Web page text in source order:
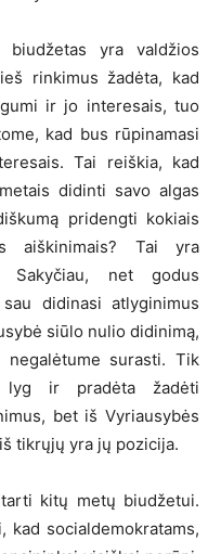
yra valdžios
rinkimus žadėta, kad
ir jo interesais, tuo
kad bus rūpinamasi
Tai reiškia, kad
didinti savo algas
pridengti kokiais
aiškinimais? Tai yra
Sakyčiau, net godus
didinasi atlyginimus
siūlo nulio didinimą,
surasti. Tik
lyg ir pradėta žadėti
bet iš Vyriausybės
tikrųjų yra jų pozicija.
kitų metų biudžetui.
kad socialdemokratams,